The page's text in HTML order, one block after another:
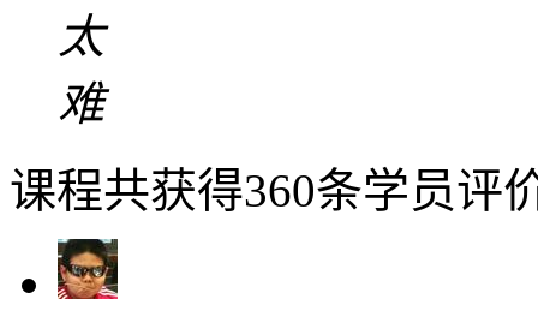
太
难
课程共获得360条学员评